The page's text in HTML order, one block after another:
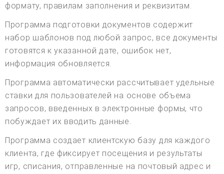
формату, правилам заполнения и реквизитам.
Программа подготовки документов содержит
набор шаблонов под любой запрос, все документы
готовятся к указанной дате, ошибок нет,
информация обновляется.
Программа автоматически рассчитывает удельные
ставки для пользователей на основе объема
запросов, введенных в электронные формы, что
побуждает их вводить данные.
Программа создает клиентскую базу для каждого
клиента, где фиксирует посещения и результаты
игр, списания, отправленные на почтовый адрес и